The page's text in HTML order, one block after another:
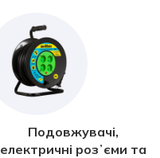
Подовжувачі,
електричні розʼєми та